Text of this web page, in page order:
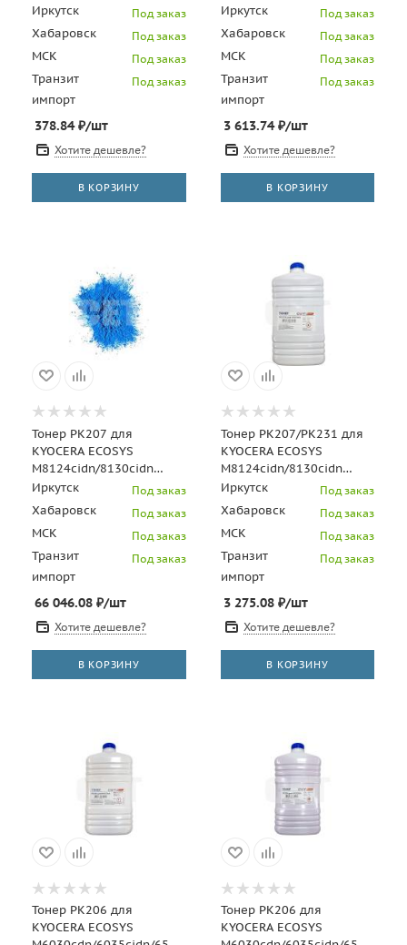
(Japan) Black, 50г/бут,
Иркутск Под заказ
Хабаровск Под заказ
МСК Под заказ
Транзит
импорт
Под заказ
378.84₽/шт
Хотите дешевле?
В КОРЗИНУ
(Japan) Cyan, 500г/бут,
(унив.)
Иркутск Под заказ
Хабаровск Под заказ
МСК Под заказ
Транзит
импорт
Под заказ
3 613.74₽/шт
Хотите дешевле?
В КОРЗИНУ
Тонер PK207 для
KYOCERA ECOSYS
M8124cidn/8130cidn
(Japan) Cyan, 10кг/мешок,
(унив.), OSP0207C
Иркутск Под заказ
Хабаровск Под заказ
МСК Под заказ
Транзит
импорт
Под заказ
66 046.08 ₽/шт
Хотите дешевле?
В КОРЗИНУ
Тонер PK207/PK231 для
KYOCERA ECOSYS
M8124cidn/8130cidn
(Japan) Black, 500г/бут,
(унив.)
Иркутск Под заказ
Хабаровск Под заказ
МСК Под заказ
Транзит
импорт
Под заказ
3 275.08₽/шт
Хотите дешевле?
В КОРЗИНУ
Тонер PK206 для
KYOCERA ECOSYS
Тонер PK206 для
KYOCERA ECOSYS